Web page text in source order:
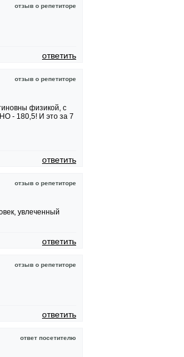
отзыв о репетиторе
ответить
отзыв о репетиторе
физикой, с
- 180,5! И это за 7
ответить
отзыв о репетиторе
увлеченный
ответить
отзыв о репетиторе
ответить
ответ посетителю